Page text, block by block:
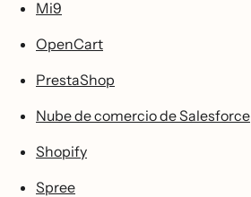
Mi9
OpenCart
PrestaShop
Nube de comercio de Salesforce
Shopify
Spree